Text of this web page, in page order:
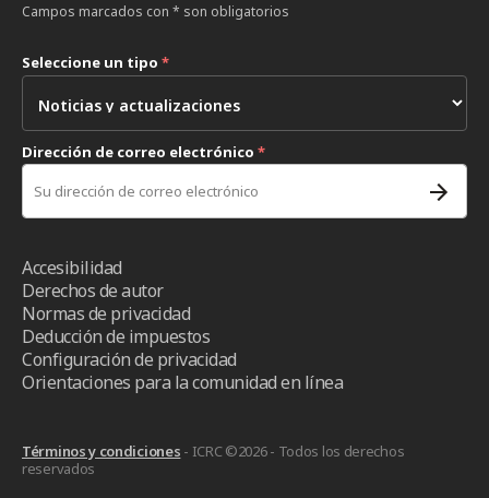
Campos marcados con * son obligatorios
Seleccione un tipo *
Dirección de correo electrónico *
Accesibilidad
Derechos de autor
Normas de privacidad
Deducción de impuestos
Configuración de privacidad
Orientaciones para la comunidad en línea
Términos y condiciones - ICRC ©2026 - Todos los derechos
reservados